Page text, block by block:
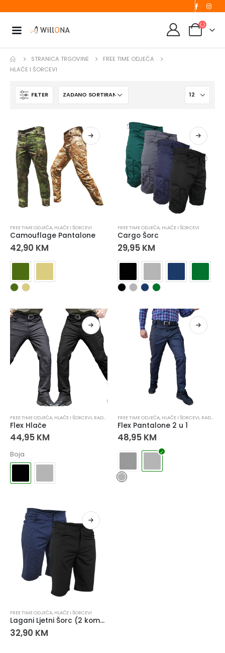
STRANICA TRGOVINE
FREE TIME ODJEĆA
HLAČE I ŠORCEVI
FILTER
FREE TIME ODJEĆA, HLAČE I ŠORCEVI
Camouflage Pantalone
42,90 KM
FREE TIME ODJEĆA, HLAČE I ŠORCEVI
Cargo Šorc
29,95 KM
FREE TIME ODJEĆA, HLAČE I ŠORCEVI, RADNA ODJEĆA ,RADNE HLAČE
Flex Hlače
44,95 KM
Boja
FREE TIME ODJEĆA, HLAČE I ŠORCEVI, RADNE HLAČE
Flex Pantalone 2 u 1
48,95 KM
FREE TIME ODJEĆA, HLAČE I ŠORCEVI
Lagani Ljetni Šorc (2 komada)
32,90 KM